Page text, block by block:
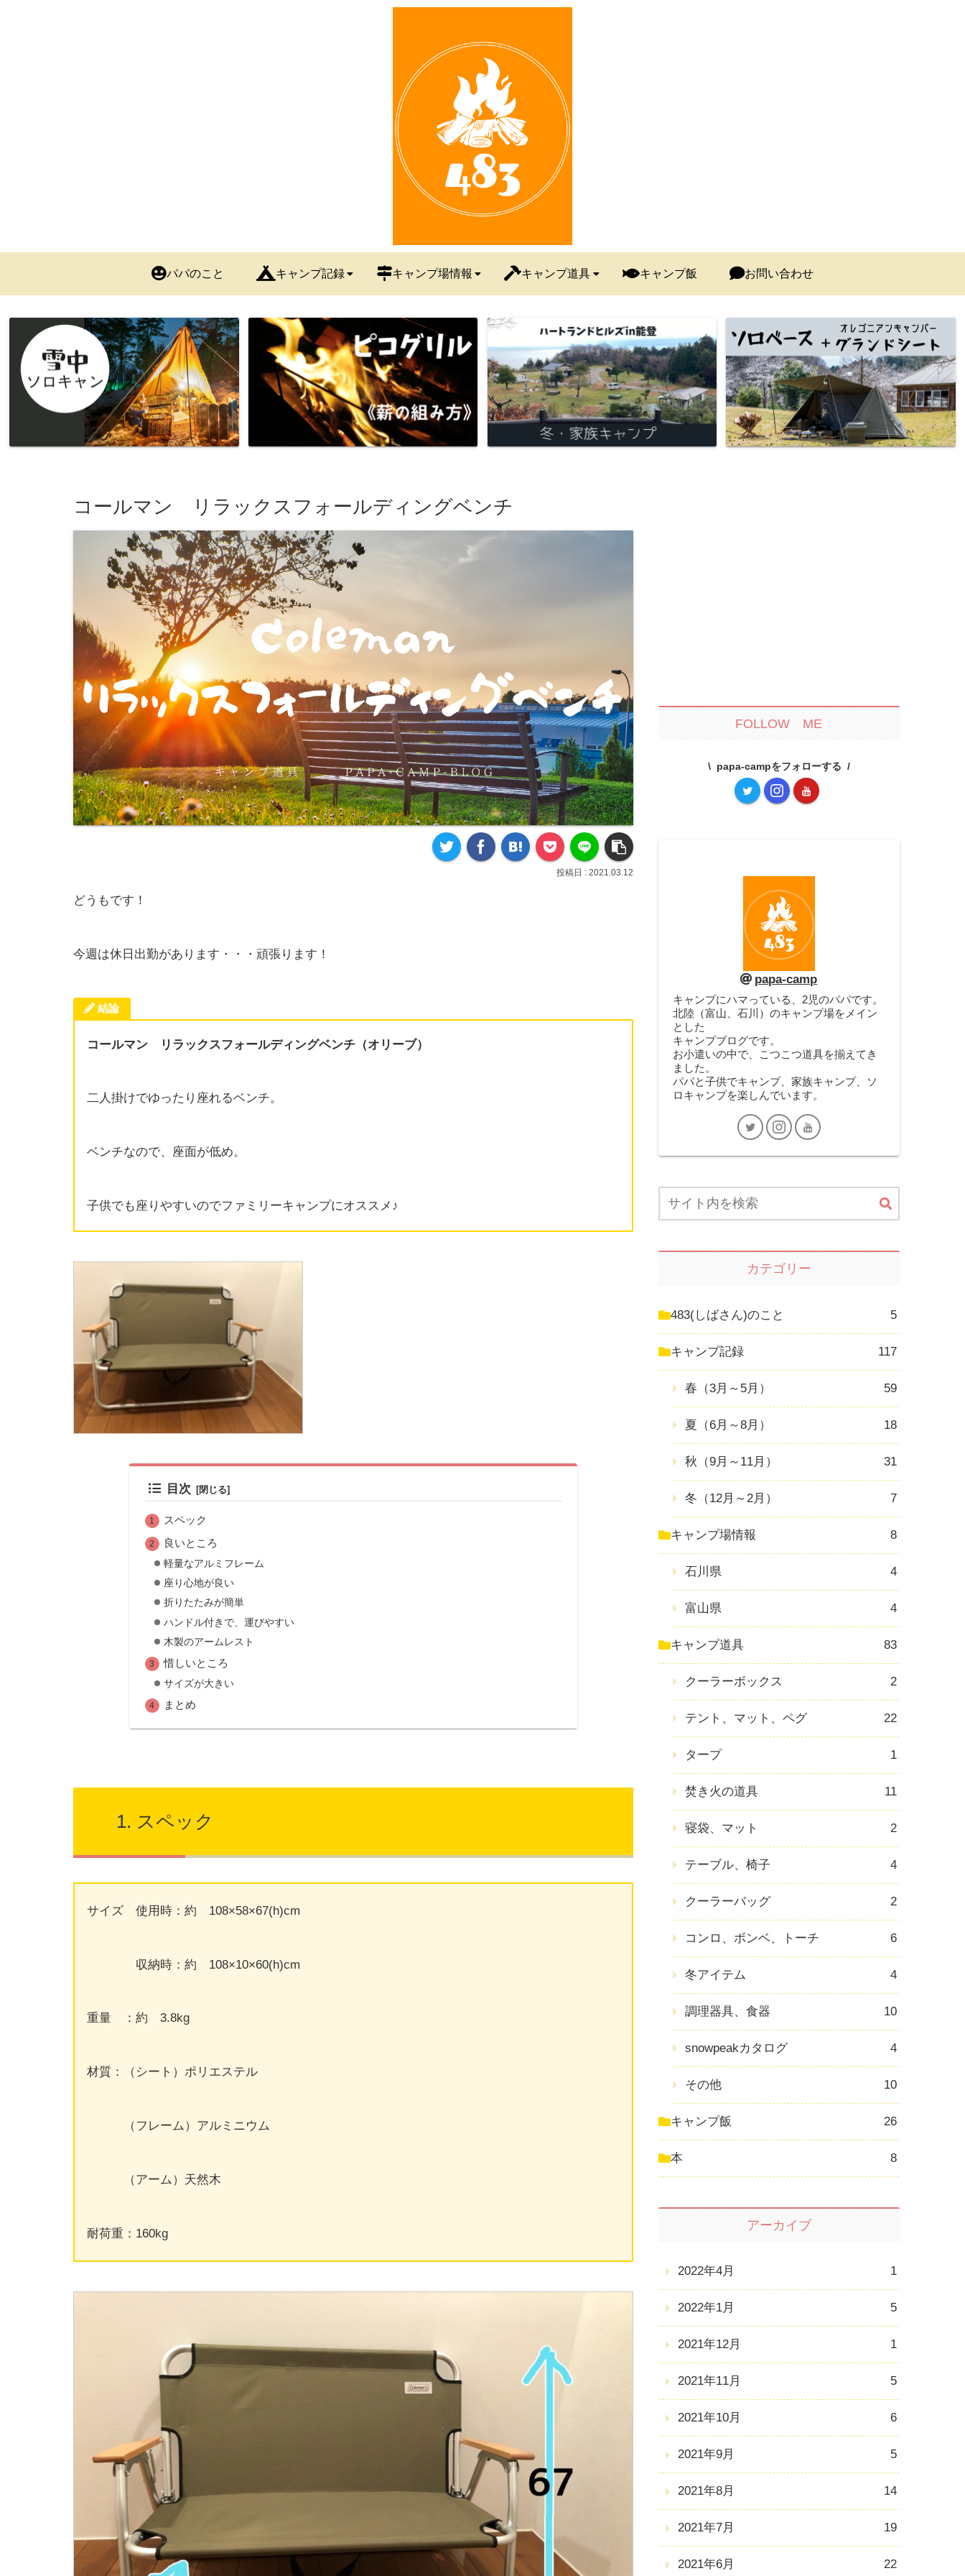
パパのこと キャンプ記録 キャンプ場情報 キャンプ道具 キャンプ飯 お問い合わせ
コールマン リラックスフォールディングベンチ
2021.03.12
どうもです！
今週は休日出勤があります・・・頑張ります！
結論
コールマン リラックスフォールディングベンチ（オリーブ）
二人掛けでゆったり座れるベンチ。
ベンチなので、座面が低め。
子供でも座りやすいのでファミリーキャンプにオススメ♪
目次
スペック
良いところ
軽量なアルミフレーム
座り心地が良い
折りたたみが簡単
ハンドル付きで、運びやすい
木製のアームレスト
惜しいところ
サイズが大きい
まとめ
スペック
サイズ 使用時：約 108×58×67(h)cm
収納時：約 108×10×60(h)cm
重量 ：約 3.8kg
材質：（シート）ポリエステル
（フレーム）アルミニウム
（アーム）天然木
耐荷重：160kg
FOLLOW ME
papa-campをフォローする
papa-camp
キャンプにハマっている、2児のパパです。
北陸（富山、石川）のキャンプ場をメイン
とした
キャンプブログです。
お小遣いの中で、こつこつ道具を揃えてき
ました。
パパと子供でキャンプ、家族キャンプ、ソ
ロキャンプを楽しんでいます。
カテゴリー
483(しばさん)のこと 5
キャンプ記録 117
春（3月～5月） 59
夏（6月～8月） 18
秋（9月～11月） 31
冬（12月～2月） 7
キャンプ場情報 8
石川県 4
富山県 4
キャンプ道具 83
クーラーボックス 2
テント、マット、ペグ 22
タープ 1
焚き火の道具 11
寝袋、マット 2
テーブル、椅子 4
クーラーバッグ 2
コンロ、ボンベ、トーチ 6
冬アイテム 4
調理器具、食器 10
snowpeakカタログ 4
その他 10
キャンプ飯 26
本 8
アーカイブ
2022年4月 1
2022年1月 5
2021年12月 1
2021年11月 5
2021年10月 6
2021年9月 5
2021年8月 14
2021年7月 19
2021年6月 22